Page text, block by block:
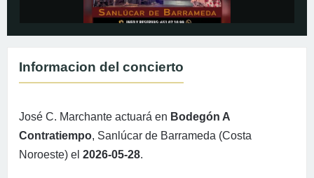
Informacion del concierto
José C. Marchante actuará en Bodegón A
Contratiempo, Sanlúcar de Barrameda (Costa
Noroeste) el 2026-05-28.